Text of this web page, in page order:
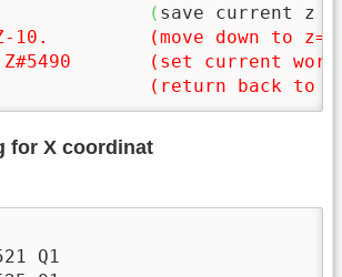
( save current z
is pressed)
depends on tool sensor width))
G28.5 Z0.		(return
for X coordinat
Q1